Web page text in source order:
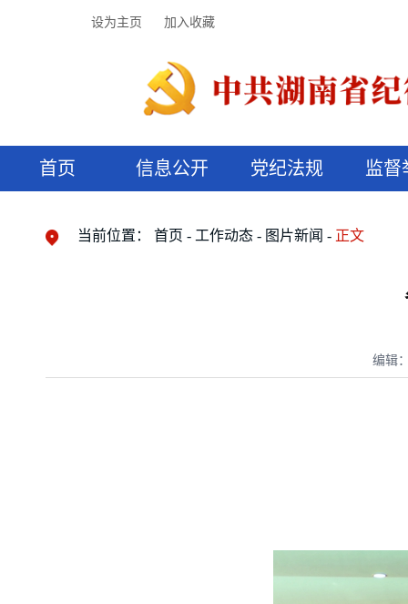
设为主页 加入收藏
首页 信息公开 党纪法规 监督
当前位置： 首页 工作动态 图片新闻 正文
编辑